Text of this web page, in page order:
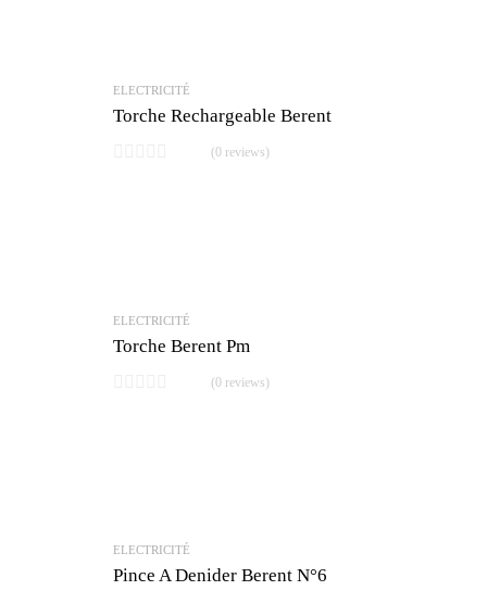
ELECTRICITÉ
Torche Rechargeable Berent
(0 reviews)
ELECTRICITÉ
Torche Berent Pm
(0 reviews)
ELECTRICITÉ
Pince A Denider Berent N°6